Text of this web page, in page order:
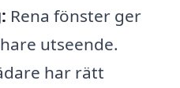
Rena fönster ger
utseende.
har rätt